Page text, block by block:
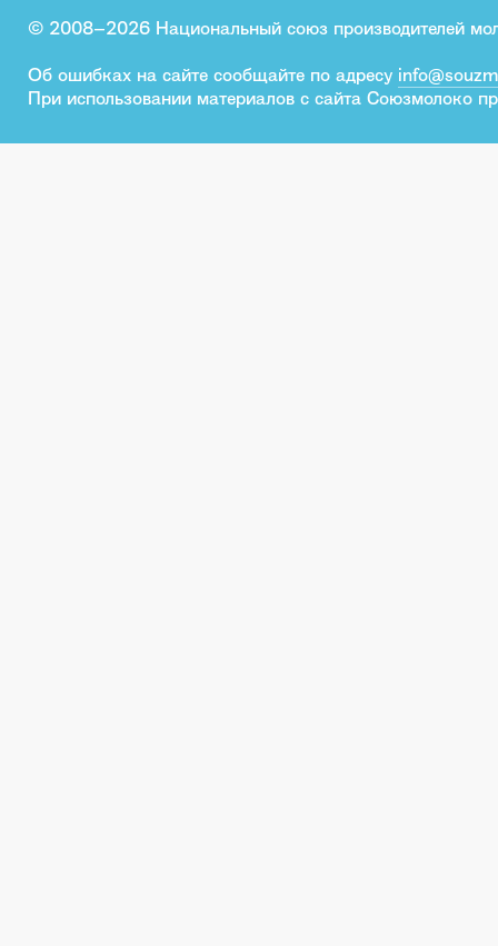
© 2008–2026 Национальный союз производителей
Об ошибках на сайте сообщайте по адресу
При использовании материалов с сайта Союзмолоко